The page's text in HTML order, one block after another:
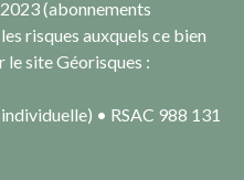
(abonnements
risques auxquels ce bien
le site Géorisques :
• RSAC 988 131